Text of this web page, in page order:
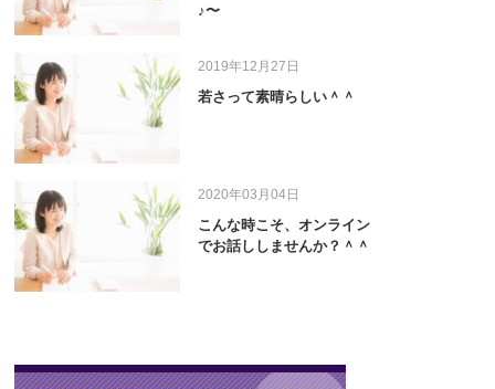
♪〜
2019年12月27日
若さって素晴らしい＾＾
2020年03月04日
こんな時こそ、オンライン
でお話ししませんか？＾＾